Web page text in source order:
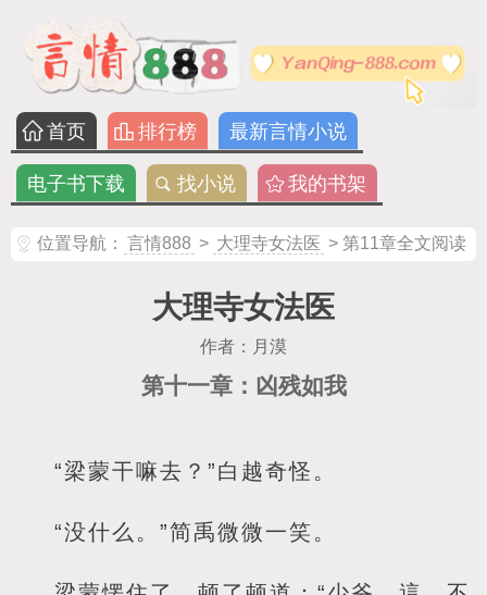
首页 排行榜 最新言情小说
电子书下载 找小说 我的书架
位置导航： 言情888 > 大理寺女法医 > 第11章全文阅读
大理寺女法医
作者：月漠
第十一章：凶残如我
“梁蒙干嘛去？”白越奇怪。
“没什么。”简禹微微一笑。